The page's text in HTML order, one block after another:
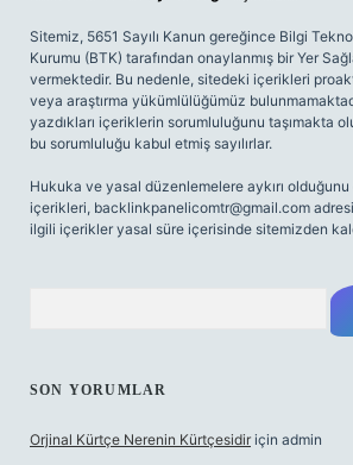
Sitemiz, 5651 Sayılı Kanun gereğince Bilgi
Kurumu (BTK) tarafından onaylanmış bir Yer
vermektedir. Bu nedenle, sitedeki içerikleri
veya araştırma yükümlülüğümüz
yazdıkları içeriklerin sorumluluğunu taşımakta
bu sorumluluğu kabul etmiş sayılırlar.
Hukuka ve yasal düzenlemelere aykırı
içerikleri, backlinkpanelicomtr@gmail.com
ilgili içerikler yasal süre içerisinde sitemizden
SON YORUMLAR
Orjinal Kürtçe Nerenin Kürtçesidir için admin